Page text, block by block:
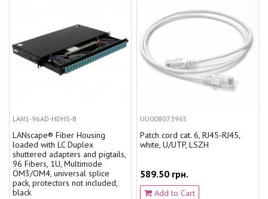
LAN1-96AD-HDHS-B
LANscape® Fiber Housing
loaded with LC Duplex
shuttered adapters and pigtails,
96 Fibers, 1U, Multimode
OM3/OM4, universal splice
pack, protectors not included,
black
UU008073965
Patch cord cat. 6, RJ45-RJ45,
white, U/UTP, LSZH
589.50 грн.
Add to Cart